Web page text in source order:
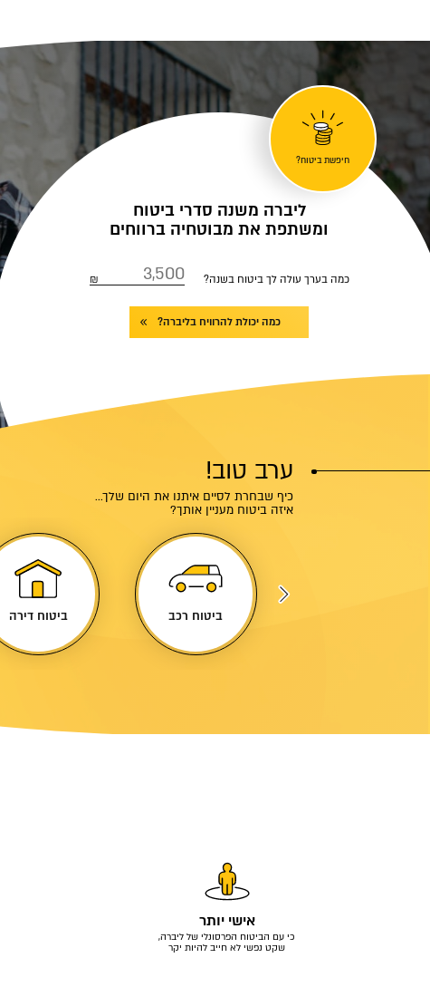
חיפשת ביטוח?
ליברה משנה סדרי ביטוח
ומשתפת את מבוטחיה ברווחים
כמה בערך עולה לך ביטוח בשנה?
כמה יכולת להרוויח בליברה?
ערב טוב!
כיף שבחרת לסיים איתנו את היום שלך...
איזה ביטוח מעניין אותך?
ביטוח רכב ביטוח דירה
אישי יותר
כי עם הביטוח הפרסונלי של ליברה,
שקט נפשי לא חייב להיות יקר